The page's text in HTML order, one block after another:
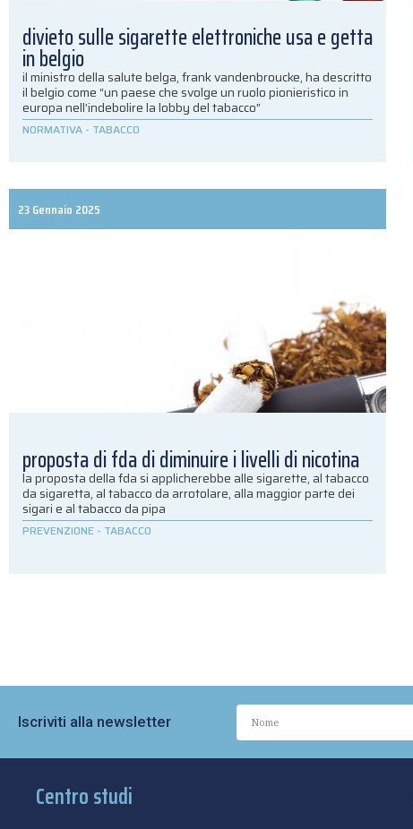
divieto sulle sigarette elettroniche usa e getta
in belgio
il ministro della salute belga, frank vandenbroucke, ha descritto
il belgio come “un paese che svolge un ruolo pionieristico in
europa nell’indebolire la lobby del tabacco”
NORMATIVA - TABACCO
23 Gennaio 2025
proposta di fda di diminuire i livelli di nicotina
la proposta della fda si applicherebbe alle sigarette, al tabacco
da sigaretta, al tabacco da arrotolare, alla maggior parte dei
sigari e al tabacco da pipa
PREVENZIONE - TABACCO
Iscriviti alla newsletter
Centro studi